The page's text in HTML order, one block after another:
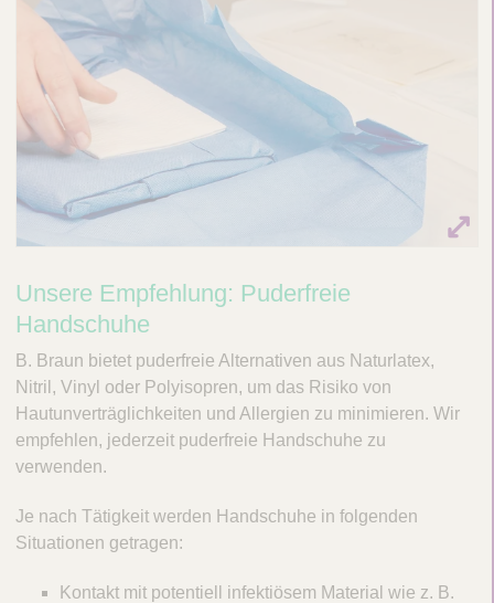
Unsere Empfehlung: Puderfreie
Handschuhe
B. Braun bietet puderfreie Alternativen aus Naturlatex,
Nitril, Vinyl oder Polyisopren, um das Risiko von
Hautunverträglichkeiten und Allergien zu minimieren. Wir
empfehlen, jederzeit puderfreie Handschuhe zu
verwenden.
Je nach Tätigkeit werden Handschuhe in folgenden
Situationen getragen:
Kontakt mit potentiell infektiösem Material wie z. B.